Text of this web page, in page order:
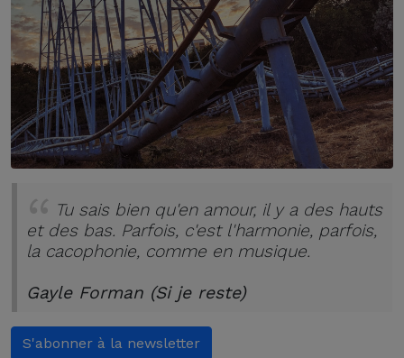
Tu sais bien qu'en amour, il y a des hauts
et des bas. Parfois, c'est l'harmonie, parfois,
la cacophonie, comme en musique.
Gayle Forman (Si je reste)
S'abonner à la newsletter